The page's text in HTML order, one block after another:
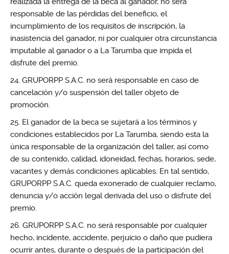
responsable de las pérdidas del beneficio, el
incumplimiento de los requisitos de inscripción, la
inasistencia del ganador, ni por cualquier otra circunstancia
imputable al ganador o a La Tarumba que impida el
disfrute del premio.
GRUPORPP S.A.C. no será responsable en caso de
cancelación y/o suspensión del taller objeto de
promoción.
El ganador de la beca se sujetará a los términos y
condiciones establecidos por La Tarumba, siendo esta la
única responsable de la organización del taller, así como
de su contenido, calidad, idoneidad, fechas, horarios, sede,
vacantes y demás condiciones aplicables. En tal sentido,
GRUPORPP S.A.C. queda exonerado de cualquier reclamo,
denuncia y/o acción legal derivada del uso o disfrute del
premio.
GRUPORPP S.A.C. no será responsable por cualquier
hecho, incidente, accidente, perjuicio o daño que pudiera
ocurrir antes, durante o después de la participación del